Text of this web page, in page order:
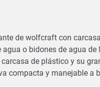
de wolfcraft con
o bidones de agua
de plástico y su
compacta y manejable a